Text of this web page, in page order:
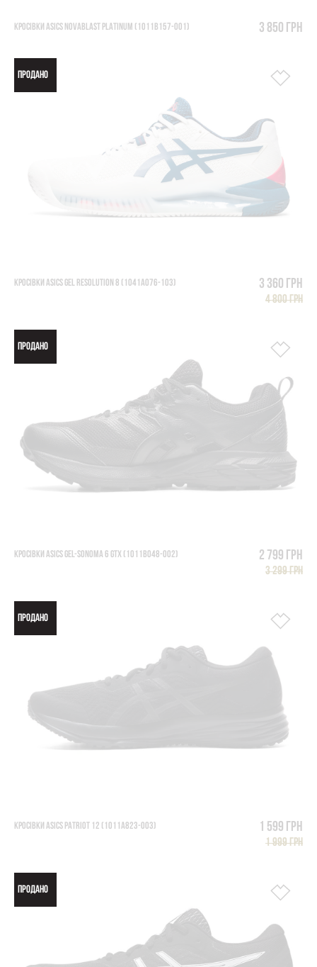
КРОСІВКИ ASICS NOVABLAST PLATINUM (1011B157-001) 3 850 грн
ПРОДАНО
КРОСІВКИ ASICS GEL RESOLUTION 8 (1041A076-103) 3 360 грн
4 800 грн
ПРОДАНО
КРОСІВКИ ASICS GEL-SONOMA 6 GTX (1011B048-002) 2 799 грн
3 299 грн
ПРОДАНО
КРОСІВКИ ASICS PATRIOT 12 (1011A823-003) 1 599 грн
1 999 грн
ПРОДАНО